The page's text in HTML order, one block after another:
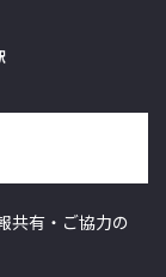
共有・ご協力の